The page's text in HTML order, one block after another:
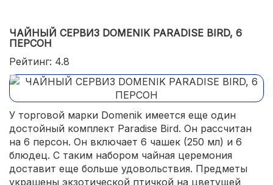
ЧАЙНЫЙ СЕРВИЗ DOMENIK PARADISE BIRD, 6
ПЕРСОН
Рейтинг: 4.8
У торговой марки Domenik имеется еще один
достойный комплект Paradise Bird. Он рассчитан
на 6 персон. Он включает 6 чашек (250 мл) и 6
блюдец. С таким набором чайная церемония
доставит еще больше удовольствия. Предметы
украшены экзотической птичкой на цветущей